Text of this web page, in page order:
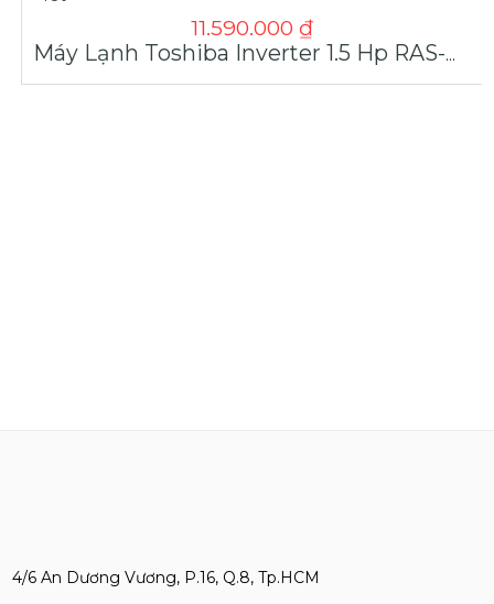
11.590.000 ₫
Máy Lạnh Toshiba Inverter 1.5 Hp RAS-H13S4KCV2G-V Giá Tốt
4/6 An Dương Vương, P.16, Q.8, Tp.HCM